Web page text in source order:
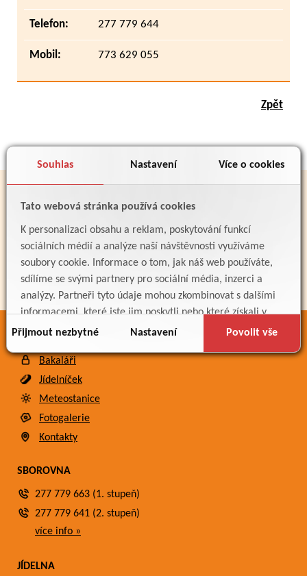
Souhlas Nastavení Více o cookies
Tato webová stránka používá cookies
K personalizaci obsahu a reklam, poskytování funkcí
sociálních médií a analýze naší návštěvnosti využíváme
soubory cookie. Informace o tom, jak náš web používáte,
sdílíme se svými partnery pro sociální média, inzerci a
analýzy. Partneři tyto údaje mohou zkombinovat s dalšími
informacemi, které jste jim poskytli nebo které získali v
důsledku toho, že používáte jejich služby.
Přijmout nezbytné Nastavení Povolit vše
Telefon: 277 779 644
Mobil: 773 629 055
Zpět
ODKAZY
Bakaláři
Jídelníček
Meteostanice
Fotogalerie
Kontakty
SBOROVNA
277 779 663 (1. stupeň)
277 779 641 (2. stupeň)
více info »
JÍDELNA